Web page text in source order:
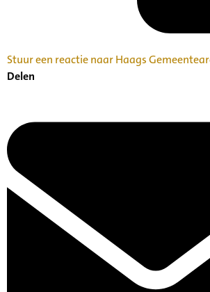
Stuur een reactie naar Haags
Delen